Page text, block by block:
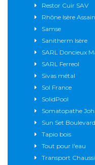
Restor Cuir SAV
Rhône Isère
Samse
Sanitherm Isère
SARL Doncieux
SARL Ferreol
Sivas métal
Sol France
SolidPool
Somatopathe
Sun Set Boulevard
Tapio bois
Tout pour l'eau
Transport